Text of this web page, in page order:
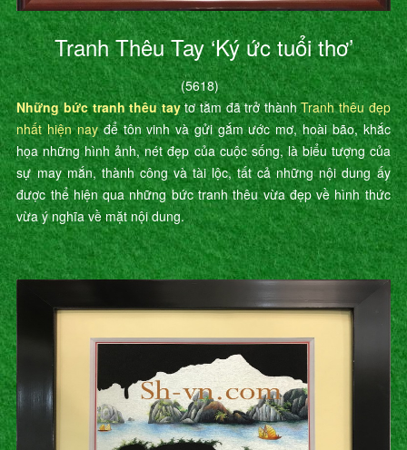
Tranh Thêu Tay ‘Ký ức tuổi thơ’
(5618)
Những bức tranh thêu taytơ tằm đã trở thànhTranh thêu đẹp
nhất hiện nayđể tôn vinh và gửi gắm ước mơ, hoài bão, khắc
họa những hình ảnh, nét đẹp của cuộc sống, là biểu tượng của
sự may mắn, thành công và tài lộc, tất cả những nội dung ấy
được thể hiện qua những bức tranh thêu vừa đẹp về hình thức
vừa ý nghĩa về mặt nội dung.